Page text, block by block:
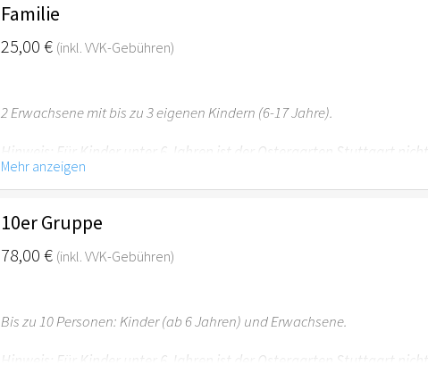
Familie
25,00 € (inkl. VVK-Gebühren)
2 Erwachsene mit bis zu 3 eigenen Kindern (6-17 Jahre).
Hinweis: Für Kinder unter 6 Jahren ist der Ostergarten Stuttgart nicht
empfehlenswert.
Mehr anzeigen
10er Gruppe
78,00 € (inkl. VVK-Gebühren)
Bis zu 10 Personen: Kinder (ab 6 Jahren) und Erwachsene.
Hinweis: Für Kinder unter 6 Jahren ist der Ostergarten Stuttgart nicht